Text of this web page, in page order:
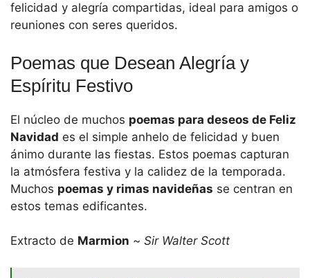
felicidad y alegría compartidas, ideal para amigos o
reuniones con seres queridos.
Poemas que Desean Alegría y
Espíritu Festivo
El núcleo de muchos poemas para deseos de Feliz
Navidad es el simple anhelo de felicidad y buen
ánimo durante las fiestas. Estos poemas capturan
la atmósfera festiva y la calidez de la temporada.
Muchos poemas y rimas navideñas se centran en
estos temas edificantes.
Extracto de Marmion ~ Sir Walter Scott